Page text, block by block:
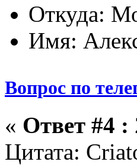
Откуда:
Имя:
Вопрос по
« Ответ #4 :
Цитата: